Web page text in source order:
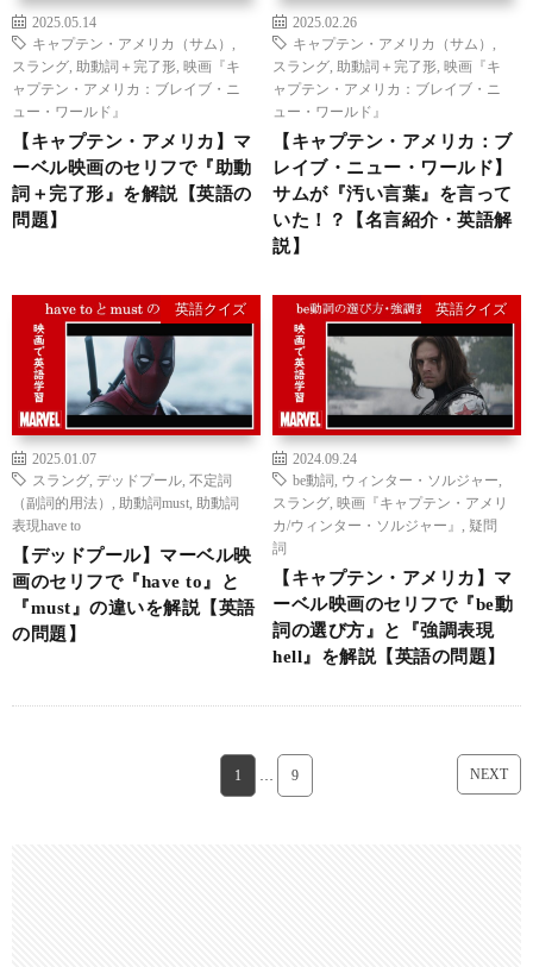
2025.05.14
キャプテン・アメリカ（サム） ,
スラング, 助動詞＋完了形, 映画『キ
ャプテン・アメリカ：ブレイブ・ニ
ュー・ワールド』
【キャプテン・アメリカ】マ
ーベル映画のセリフで『助動
詞＋完了形』を解説【英語の
問題】
2025.02.26
キャプテン・アメリカ（サム） ,
スラング, 助動詞＋完了形, 映画『キ
ャプテン・アメリカ：ブレイブ・ニ
ュー・ワールド』
【キャプテン・アメリカ：ブ
レイブ・ニュー・ワールド】
サムが『汚い言葉』を言って
いた！？【名言紹介・英語解
説】
英語クイズ
2025.01.07
スラング, デッドプール, 不定詞
（副詞的用法） , 助動詞must, 助動詞
表現have to
【デッドプール】マーベル映
画のセリフで『have to』と
『must』の違いを解説【英語
の問題】
英語クイズ
2024.09.24
be動詞, ウィンター・ソルジャー,
スラング, 映画『キャプテン・アメリ
カ/ウィンター・ソルジャー』 , 疑問
詞
【キャプテン・アメリカ】マ
ーベル映画のセリフで『be動
詞の選び方』と『強調表現
hell』を解説【英語の問題】
1 … 9 NEXT